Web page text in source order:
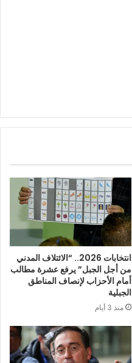
انتخابات 2026.. “الائتلاف المدني
من أجل الجبل” يرفع عشرة مطالب
أمام الأحزاب لإنصاف المناطق
الجبلية
منذ 3 أيام